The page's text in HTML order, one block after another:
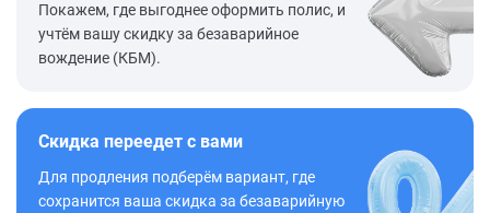
Покажем, где выгоднее оформить полис, и
учтём вашу скидку за безаварийное
вождение (КБМ).
Скидка переедет с вами
Для продления подберём вариант, где
сохранится ваша скидка за безаварийную